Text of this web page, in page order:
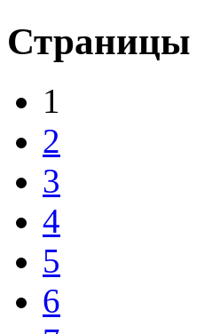
Страницы
1
2
3
4
5
6